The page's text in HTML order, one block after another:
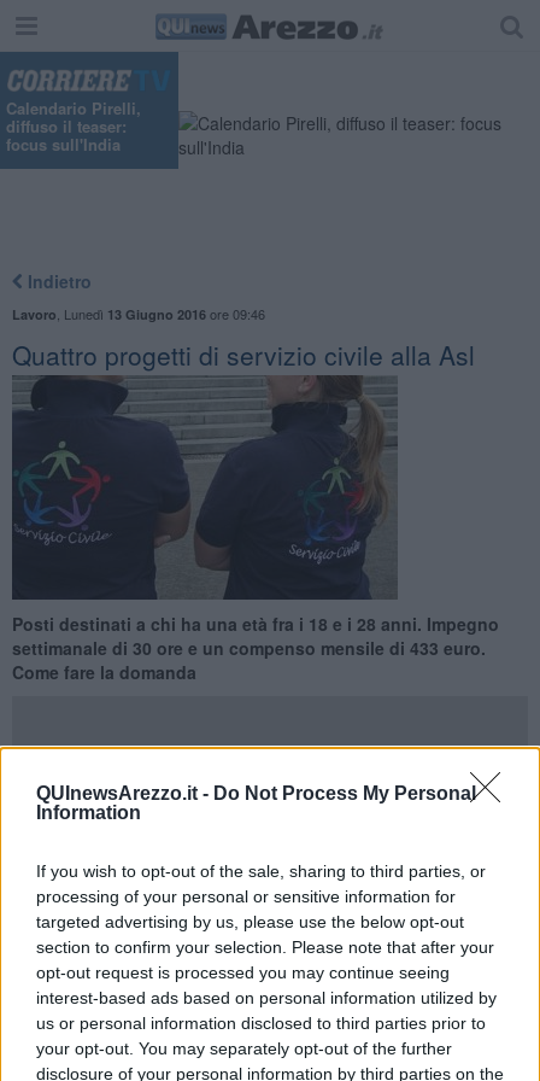
QUInewsArezzo.it - Do Not Process My Personal
Information
If you wish to opt-out of the sale, sharing to third parties, or
processing of your personal or sensitive information for
targeted advertising by us, please use the below opt-out
section to confirm your selection. Please note that after your
opt-out request is processed you may continue seeing
interest-based ads based on personal information utilized by
us or personal information disclosed to third parties prior to
your opt-out. You may separately opt-out of the further
disclosure of your personal information by third parties on the
Calendario Pirelli,
diffuso il teaser:
focus sull'India
Indietro
Lavoro Lunedì 13 Giugno 2016ore 09:46
Quattro progetti di servizio civile alla Asl
Posti destinati a chi ha una età fra i 18 e i 28 anni. Impegno
settimanale di 30 ore e un compenso mensile di 433 euro.
Come fare la domanda
AREZZO —Sono ben 28 i posti che la Asl Toscana Sud Est mette
servizio civile nazionale. Posti destinati a chi ha una età fra i 18 e i
28 anni. Il servizio prevede un impegno settimanale di 30 ore per
12 mesi, e un compenso mensile di 433 euro. Quattro i
progetti:L'acchiappagiochi(l’intervento dei giovani del Servizio
Civile in Pediatria all’Ospedale San Donato di Arezzo);Vivavoce
volontari ascoltano, orientano, informano ed accompagnano gli
anziani al Pronto Soccorso);Consultiamoci(promozione e tutela
della salute per le donne dei consultori di Arezzo, Valdarno e
Casentino);Porte aperte (coinvolgere la società nelle prospettive